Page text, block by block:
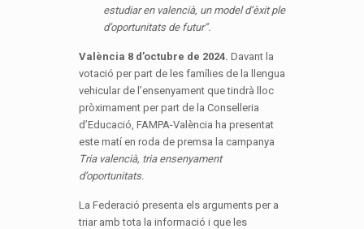
estudiar en valencià, un model d’èxit ple
d’oportunitats de futur”.
València 8 d’octubre de 2024. Davant la
votació per part de les famílies de la llengua
vehicular de l’ensenyament que tindrà lloc
pròximament per part de la Conselleria
d’Educació, FAMPA-València ha presentat
este matí en roda de premsa la campanya
Tria valencià, tria ensenyament
d’oportunitats.
La Federació presenta els arguments per a
triar amb tota la informació i que les